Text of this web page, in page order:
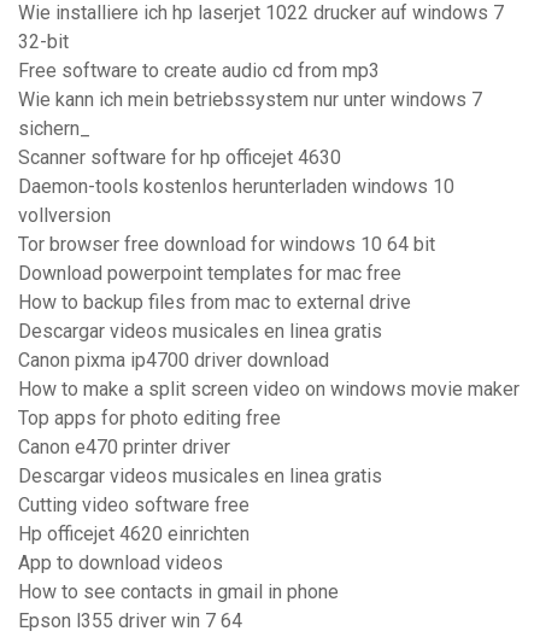
Wie installiere ich hp laserjet 1022 drucker auf windows 7
32-bit
Free software to create audio cd from mp3
Wie kann ich mein betriebssystem nur unter windows 7
sichern_
Scanner software for hp officejet 4630
Daemon-tools kostenlos herunterladen windows 10
vollversion
Tor browser free download for windows 10 64 bit
Download powerpoint templates for mac free
How to backup files from mac to external drive
Descargar videos musicales en linea gratis
Canon pixma ip4700 driver download
How to make a split screen video on windows movie maker
Top apps for photo editing free
Canon e470 printer driver
Descargar videos musicales en linea gratis
Cutting video software free
Hp officejet 4620 einrichten
App to download videos
How to see contacts in gmail in phone
Epson l355 driver win 7 64